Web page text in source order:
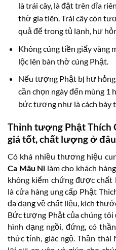
là trái cây, là đặt trên dĩa
thờ gia tiên. Trái cây còn
quả để trong tủ lạnh, hư
Không cúng tiền giấy vàng
lộc lên bàn thờ cúng Phật.
Nếu tượng Phật bị hư
cần chọn ngày đến mùng 1
bức tượng như là cách bày
Thỉnh tượng Phật Thích
giá tốt, chất lượng ở
Có khá nhiều thương hiệu
Ca Mâu Ni làm cho khách
không kiểm chứng được chất
là cửa hàng ung cấp Phật
đa dạng về chất liệu, kích
Bức tượng Phật của chúng
hình dạng ngồi, đứng, có
thức tỉnh, giác ngộ. Thần thài